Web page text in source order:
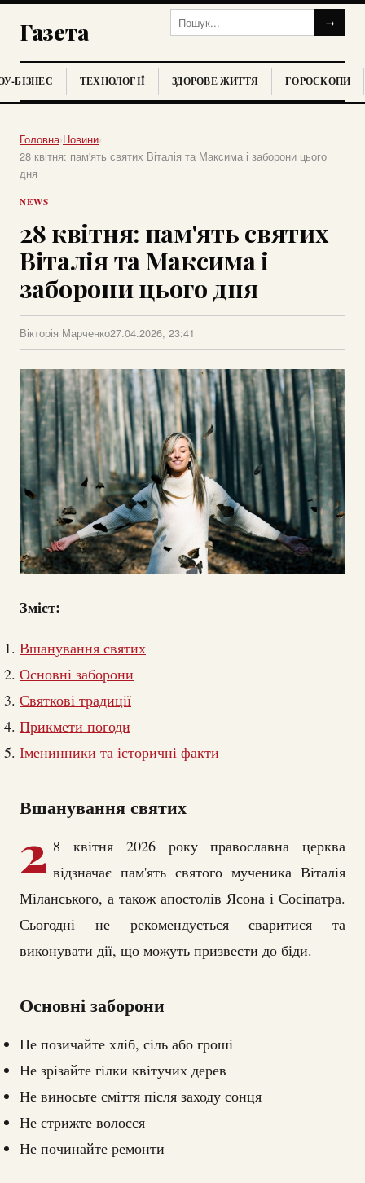
Газета →
БІЗНЕС ТЕХНОЛОГІЇ ЗДОРОВЕ ЖИТТЯ ГОРОСКОПИ
Головна›Новини›
28 квітня: пам'ять святих Віталія та Максима і заборони цього
дня
NEWS
28 квітня: пам'ять святих
Віталія та Максима і
заборони цього дня
Вікторія Марченко27.04.2026, 23:41
Зміст:
Вшанування святих
Основні заборони
Святкові традиції
Прикмети погоди
Іменинники та історичні факти
Вшанування святих
2 8 квітня 2026 року православна церква
відзначає пам'ять святого мученика Віталія
Міланського, а також апостолів Ясона і Сосіпатра.
Сьогодні не рекомендується сваритися та
виконувати дії, що можуть призвести до біди.
Основні заборони
Не позичайте хліб, сіль або гроші
Не зрізайте гілки квітучих дерев
Не виносьте сміття після заходу сонця
Не стрижте волосся
Не починайте ремонти